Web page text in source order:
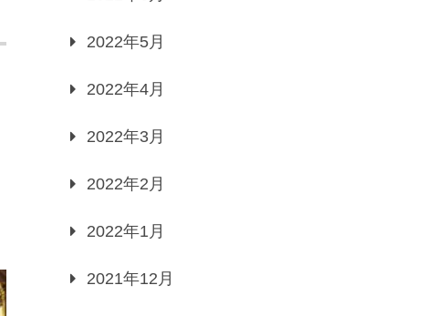
2022年5月
2022年4月
2022年3月
2022年2月
2022年1月
2021年12月